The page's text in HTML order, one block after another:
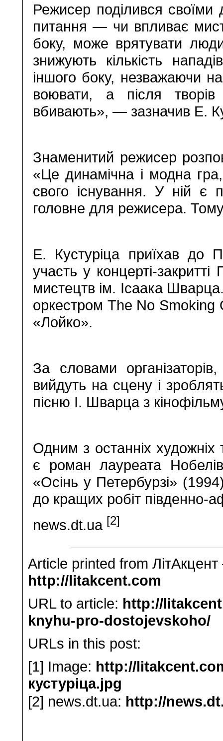
Режисер поділився
питання — чи впливає
боку, може врятувати
знижують кількість
іншого боку, незважаючи
воювати, а після
вбивають», — зазначив Е.
Знаменитий режисер
«Це динамічна і модна
свого існування. У ній
головне для режисера.
Е. Кустуріца приїхав до
участь у концерті-
мистецтв ім. Ісаака
оркестром The No
«Лойко».
За словами
вийдуть на сцену і
пісню І. Шварца з
Одним з останніх художніх
є роман лауреата
«Осінь у Петербурзі»
до кращих робіт південно-
news.dt.ua [2]
Article printed from ЛітАкцент
http://litakcent.com
URL to article: http://
knyhu-pro-dostojevskoho/
URLs in this post:
[1] Image: http://
кустуріца.jpg
[2] news.dt.ua: http://